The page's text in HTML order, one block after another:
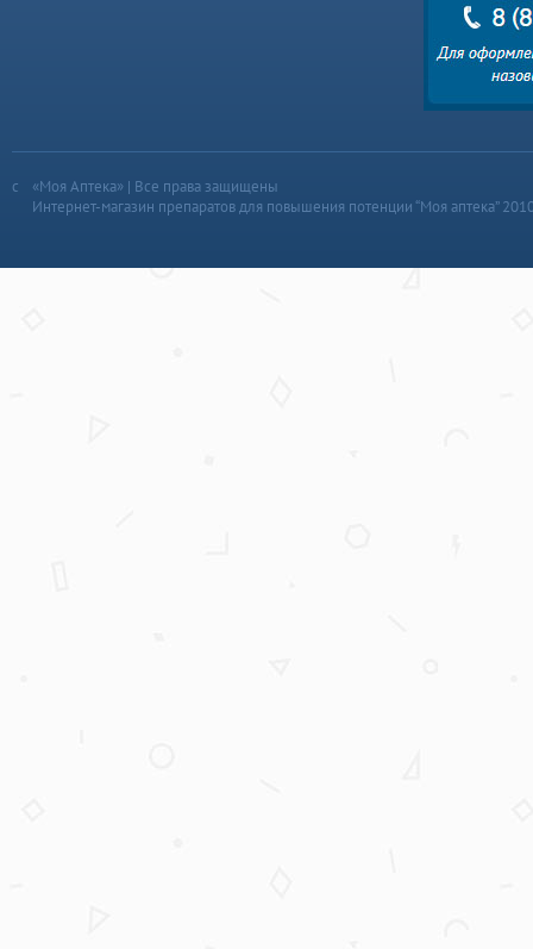
«Моя Аптека» | Все права защищены
Интернет-магазин препаратов для повышения потенции “Моя аптека”